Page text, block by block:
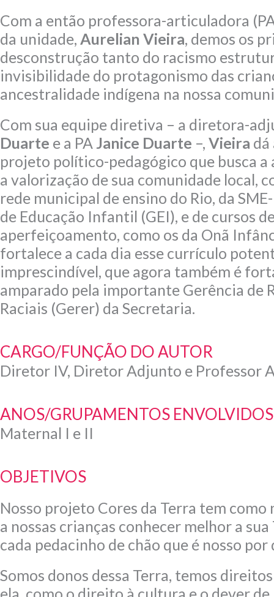
Com a então professora-articuladora
da unidade, Aurelian Vieira, demos os
desconstrução tanto do racismo
invisibilidade do protagonismo das
ancestralidade indígena na nossa
Com sua equipe diretiva – a diretora-
Duarte e a PA Janice Duarte –, Vieira dá
projeto político-pedagógico que busca a
a valorização de sua comunidade local,
rede municipal de ensino do Rio, da
de Educação Infantil (GEI), e de cursos
aperfeiçoamento, como os da Onã
fortalece a cada dia esse currículo
imprescindível, que agora também é
amparado pela importante Gerência de
Raciais (Gerer) da Secretaria.
CARGO/FUNÇÃO DO AUTOR
Diretor IV, Diretor Adjunto e Professor
ANOS/GRUPAMENTOS ENVOLVIDOS
Maternal I e II
OBJETIVOS
Nosso projeto Cores da Terra tem
a nossas crianças conhecer melhor a
cada pedacinho de chão que é nosso
Somos donos dessa Terra, temos